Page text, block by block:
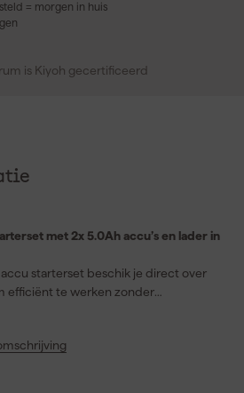
= morgen in huis
is Kiyoh gecertificeerd
met 2x 5.0Ah accu’s en lader in
starterset beschik je direct over
efficiënt te werken zonder
klussen waar continu
volledig zijn opgeladen, waardoor